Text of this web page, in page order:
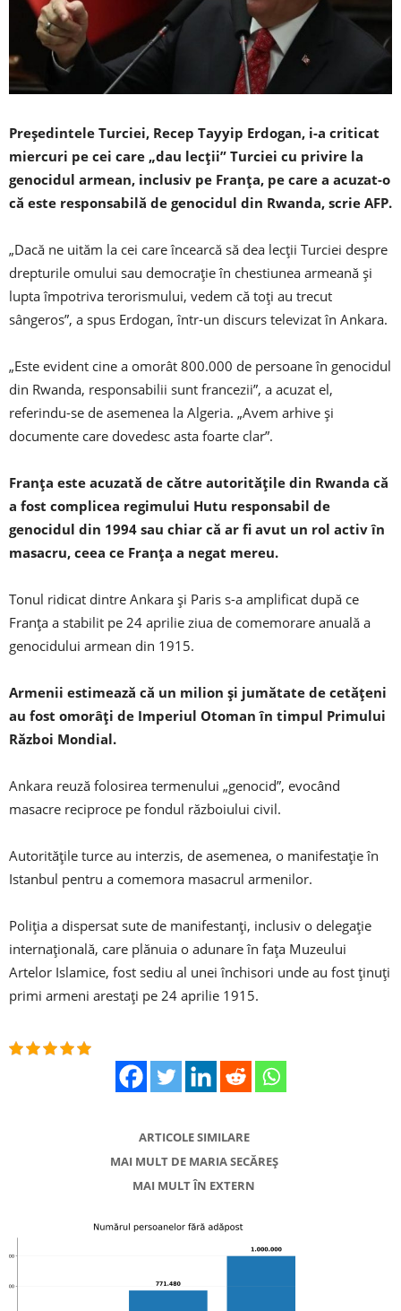
Președintele Turciei, Recep Tayyip Erdogan, i-a criticat
miercuri pe cei care „dau lecții” Turciei cu privire la
genocidul armean, inclusiv pe Franța, pe care a acuzat-o
că este responsabilă de genocidul din Rwanda, scrie AFP.
„Dacă ne uităm la cei care încearcă să dea lecții Turciei despre
drepturile omului sau democrație în chestiunea armeană și
lupta împotriva terorismului, vedem că toți au trecut
sângeros”, a spus Erdogan, într-un discurs televizat în Ankara.
„Este evident cine a omorât 800.000 de persoane în genocidul
din Rwanda, responsabilii sunt francezii”, a acuzat el,
referindu-se de asemenea la Algeria. „Avem arhive și
documente care dovedesc asta foarte clar”.
Franța este acuzată de către autoritățile din Rwanda că
a fost complicea regimului Hutu responsabil de
genocidul din 1994 sau chiar că ar fi avut un rol activ în
masacru, ceea ce Franța a negat mereu.
Tonul ridicat dintre Ankara și Paris s-a amplificat după ce
Franța a stabilit pe 24 aprilie ziua de comemorare anuală a
genocidului armean din 1915.
Armenii estimează că un milion și jumătate de cetățeni
au fost omorâți de Imperiul Otoman în timpul Primului
Război Mondial.
Ankara reuză folosirea termenului „genocid”, evocând
masacre reciproce pe fondul războiului civil.
Autoritățile turce au interzis, de asemenea, o manifestație în
Istanbul pentru a comemora masacrul armenilor.
Poliția a dispersat sute de manifestanți, inclusiv o delegație
internațională, care plănuia o adunare în fața Muzeului
Artelor Islamice, fost sediu al unei închisori unde au fost ținuți
primi armeni arestați pe 24 aprilie 1915.
ARTICOLE SIMILARE
MAI MULT DE MARIA SECĂREȘ
MAI MULT ÎN EXTERN